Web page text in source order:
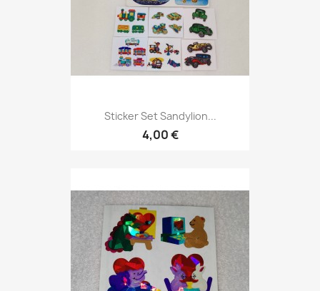
Sticker Set Sandylion...
4,00 €